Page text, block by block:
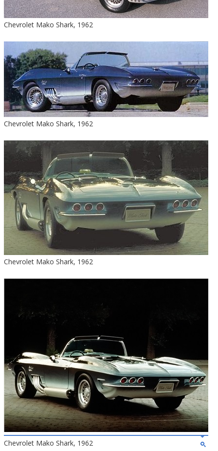
Chevrolet Mako Shark, 1962
Chevrolet Mako Shark, 1962
Chevrolet Mako Shark, 1962
Chevrolet Mako Shark, 1962